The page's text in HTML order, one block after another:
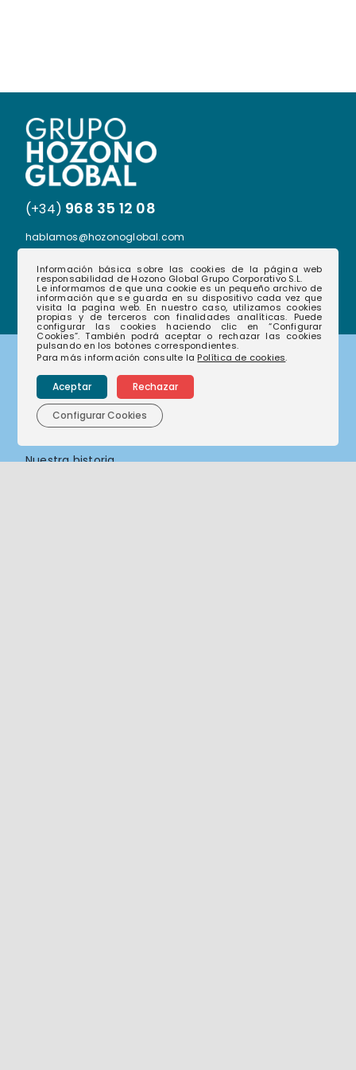
(+34) 968 35 12 08
hablamos@hozonoglobal.com
Ctra. Alcantarilla, 655 – 30166 – Murcia
Corporativo
Nuestra historia
Información básica sobre las cookies de la página web
responsabilidad de Hozono Global Grupo Corporativo S.L.
Le informamos de que una cookie es un pequeño archivo de
información que se guarda en su dispositivo cada vez que
visita la pagina web. En nuestro caso, utilizamos cookies
propias y de terceros con finalidades analíticas. Puede
configurar las cookies haciendo clic en “Configurar
Cookies”. También podrá aceptar o rechazar las cookies
pulsando en los botones correspondientes.
Para más información consulte la Política de cookies.
Aceptar Rechazar
Configurar Cookies